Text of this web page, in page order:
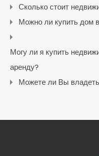
Сколько стоит
Можно ли купить дом
Могу ли я купить
аренду?
Можете ли Вы